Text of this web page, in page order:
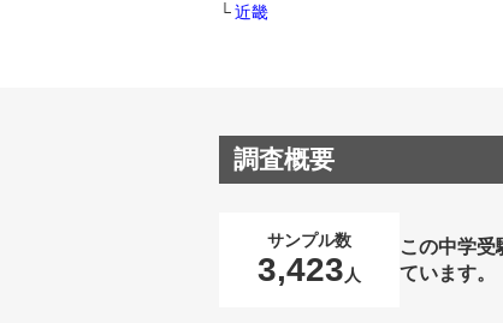
近畿
調査概要
サンプル数
3,423 人
この中学
ています。